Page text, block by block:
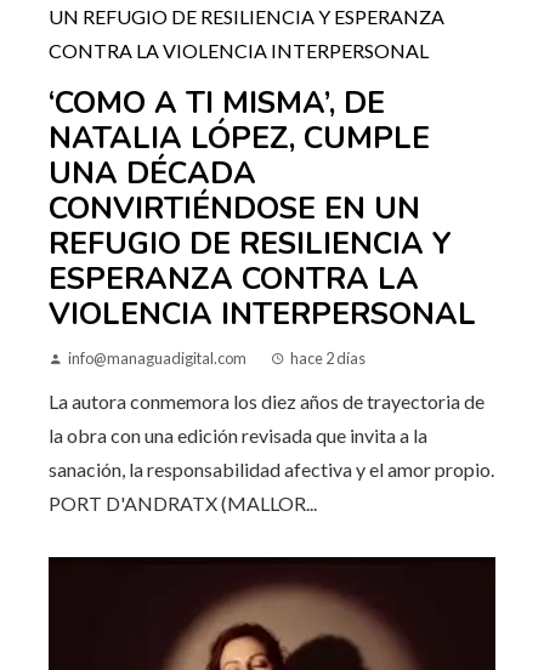
‘COMO A TI MISMA’, DE
NATALIA LÓPEZ, CUMPLE
UNA DÉCADA
CONVIRTIÉNDOSE EN UN
REFUGIO DE RESILIENCIA Y
ESPERANZA CONTRA LA
VIOLENCIA INTERPERSONAL
info@managuadigital.com hace 2 días
La autora conmemora los diez años de trayectoria de
la obra con una edición revisada que invita a la
sanación, la responsabilidad afectiva y el amor propio.
PORT D'ANDRATX (MALLOR...